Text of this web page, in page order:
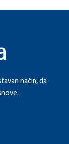
način, da